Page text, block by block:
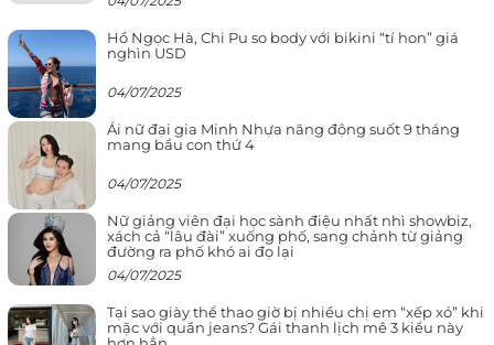
Hồ Ngọc Hà, Chi Pu so body với bikini “tí hon” giá
nghìn USD
04/07/2025
Ái nữ đại gia Minh Nhựa năng động suốt 9 tháng
mang bầu con thứ 4
04/07/2025
Nữ giảng viên đại học sành điệu nhất nhì showbiz,
xách cả “lâu đài” xuống phố, sang chảnh từ giảng
đường ra phố khó ai đọ lại
04/07/2025
Tại sao giày thể thao giờ bị nhiều chị em “xếp xó” khi
mặc với quần jeans? Gái thanh lịch mê 3 kiểu này